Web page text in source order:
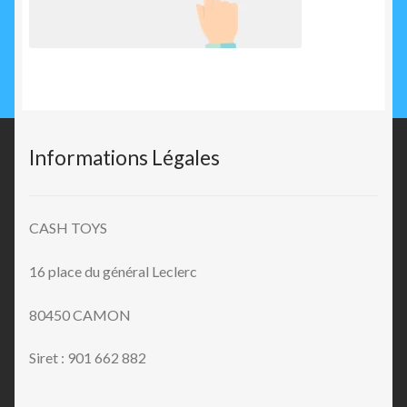
Informations Légales
CASH TOYS
16 place du général Leclerc
80450 CAMON
Siret : 901 662 882